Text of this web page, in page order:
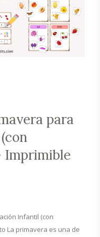
para
Imprimible
Infantil (con
La primavera es una de